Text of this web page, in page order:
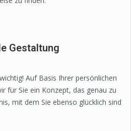
Gestaltung
Auf Basis Ihrer persönlichen
für Sie ein Konzept, das genau zu
mit dem Sie ebenso glücklich sind